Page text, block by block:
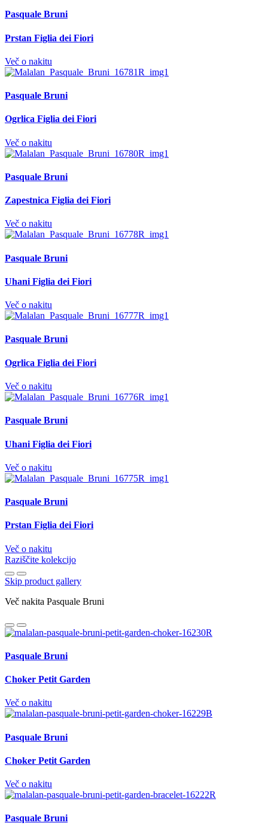
Pasquale Bruni
Prstan Figlia dei Fiori
Več o nakitu
Pasquale Bruni
Ogrlica Figlia dei Fiori
Več o nakitu
Pasquale Bruni
Zapestnica Figlia dei Fiori
Več o nakitu
Pasquale Bruni
Uhani Figlia dei Fiori
Več o nakitu
Pasquale Bruni
Ogrlica Figlia dei Fiori
Več o nakitu
Pasquale Bruni
Uhani Figlia dei Fiori
Več o nakitu
Pasquale Bruni
Prstan Figlia dei Fiori
Več o nakitu
Raziščite kolekcijo
Skip product gallery
Več nakita Pasquale Bruni
Pasquale Bruni
Choker Petit Garden
Več o nakitu
Pasquale Bruni
Choker Petit Garden
Več o nakitu
Pasquale Bruni